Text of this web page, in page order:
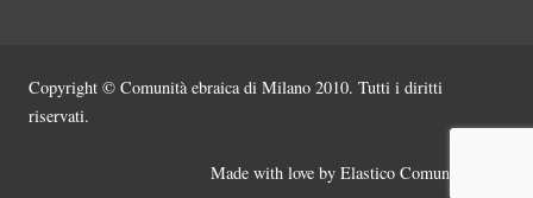
Copyright © Comunità ebraica di Milano 2010. Tutti i diritti
riservati.
Made with love by Elastico Comunicazione